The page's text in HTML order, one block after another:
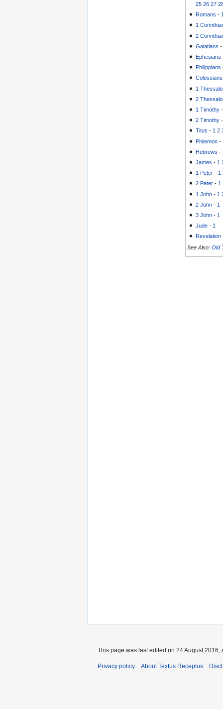
25 26 27
Romans -
1
2
Galatians
Ephesians
Philippians
Colossians
1
2
1 Timothy
2 Timothy
Titus - 1 2
Philemon -
Hebrews -
James - 1
1 Peter - 1
2 Peter -1
1 John - 1
2 John - 1
3 John - 1
Jude - 1
Revelation
See Also: Old
This page was last edited on 24 August 2016,
Privacy policy About Textus Receptus